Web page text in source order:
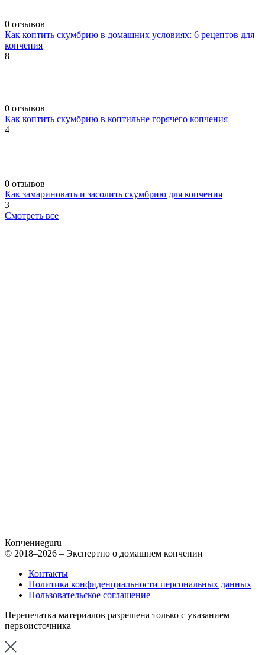
0 отзывов
Как коптить скумбрию в домашних условиях: 6 рецептов для
копчения
8
0 отзывов
Как коптить скумбрию в коптильне горячего копчения
4
0 отзывов
Как замариновать и засолить скумбрию для копчения
3
Смотреть все
Копчениеguru
© 2018–2026 – Экспертно о домашнем копчении
Контакты
Политика конфиденциальности персональных данных
Пользовательское соглашение
Перепечатка материалов разрешена только с указанием
первоисточника